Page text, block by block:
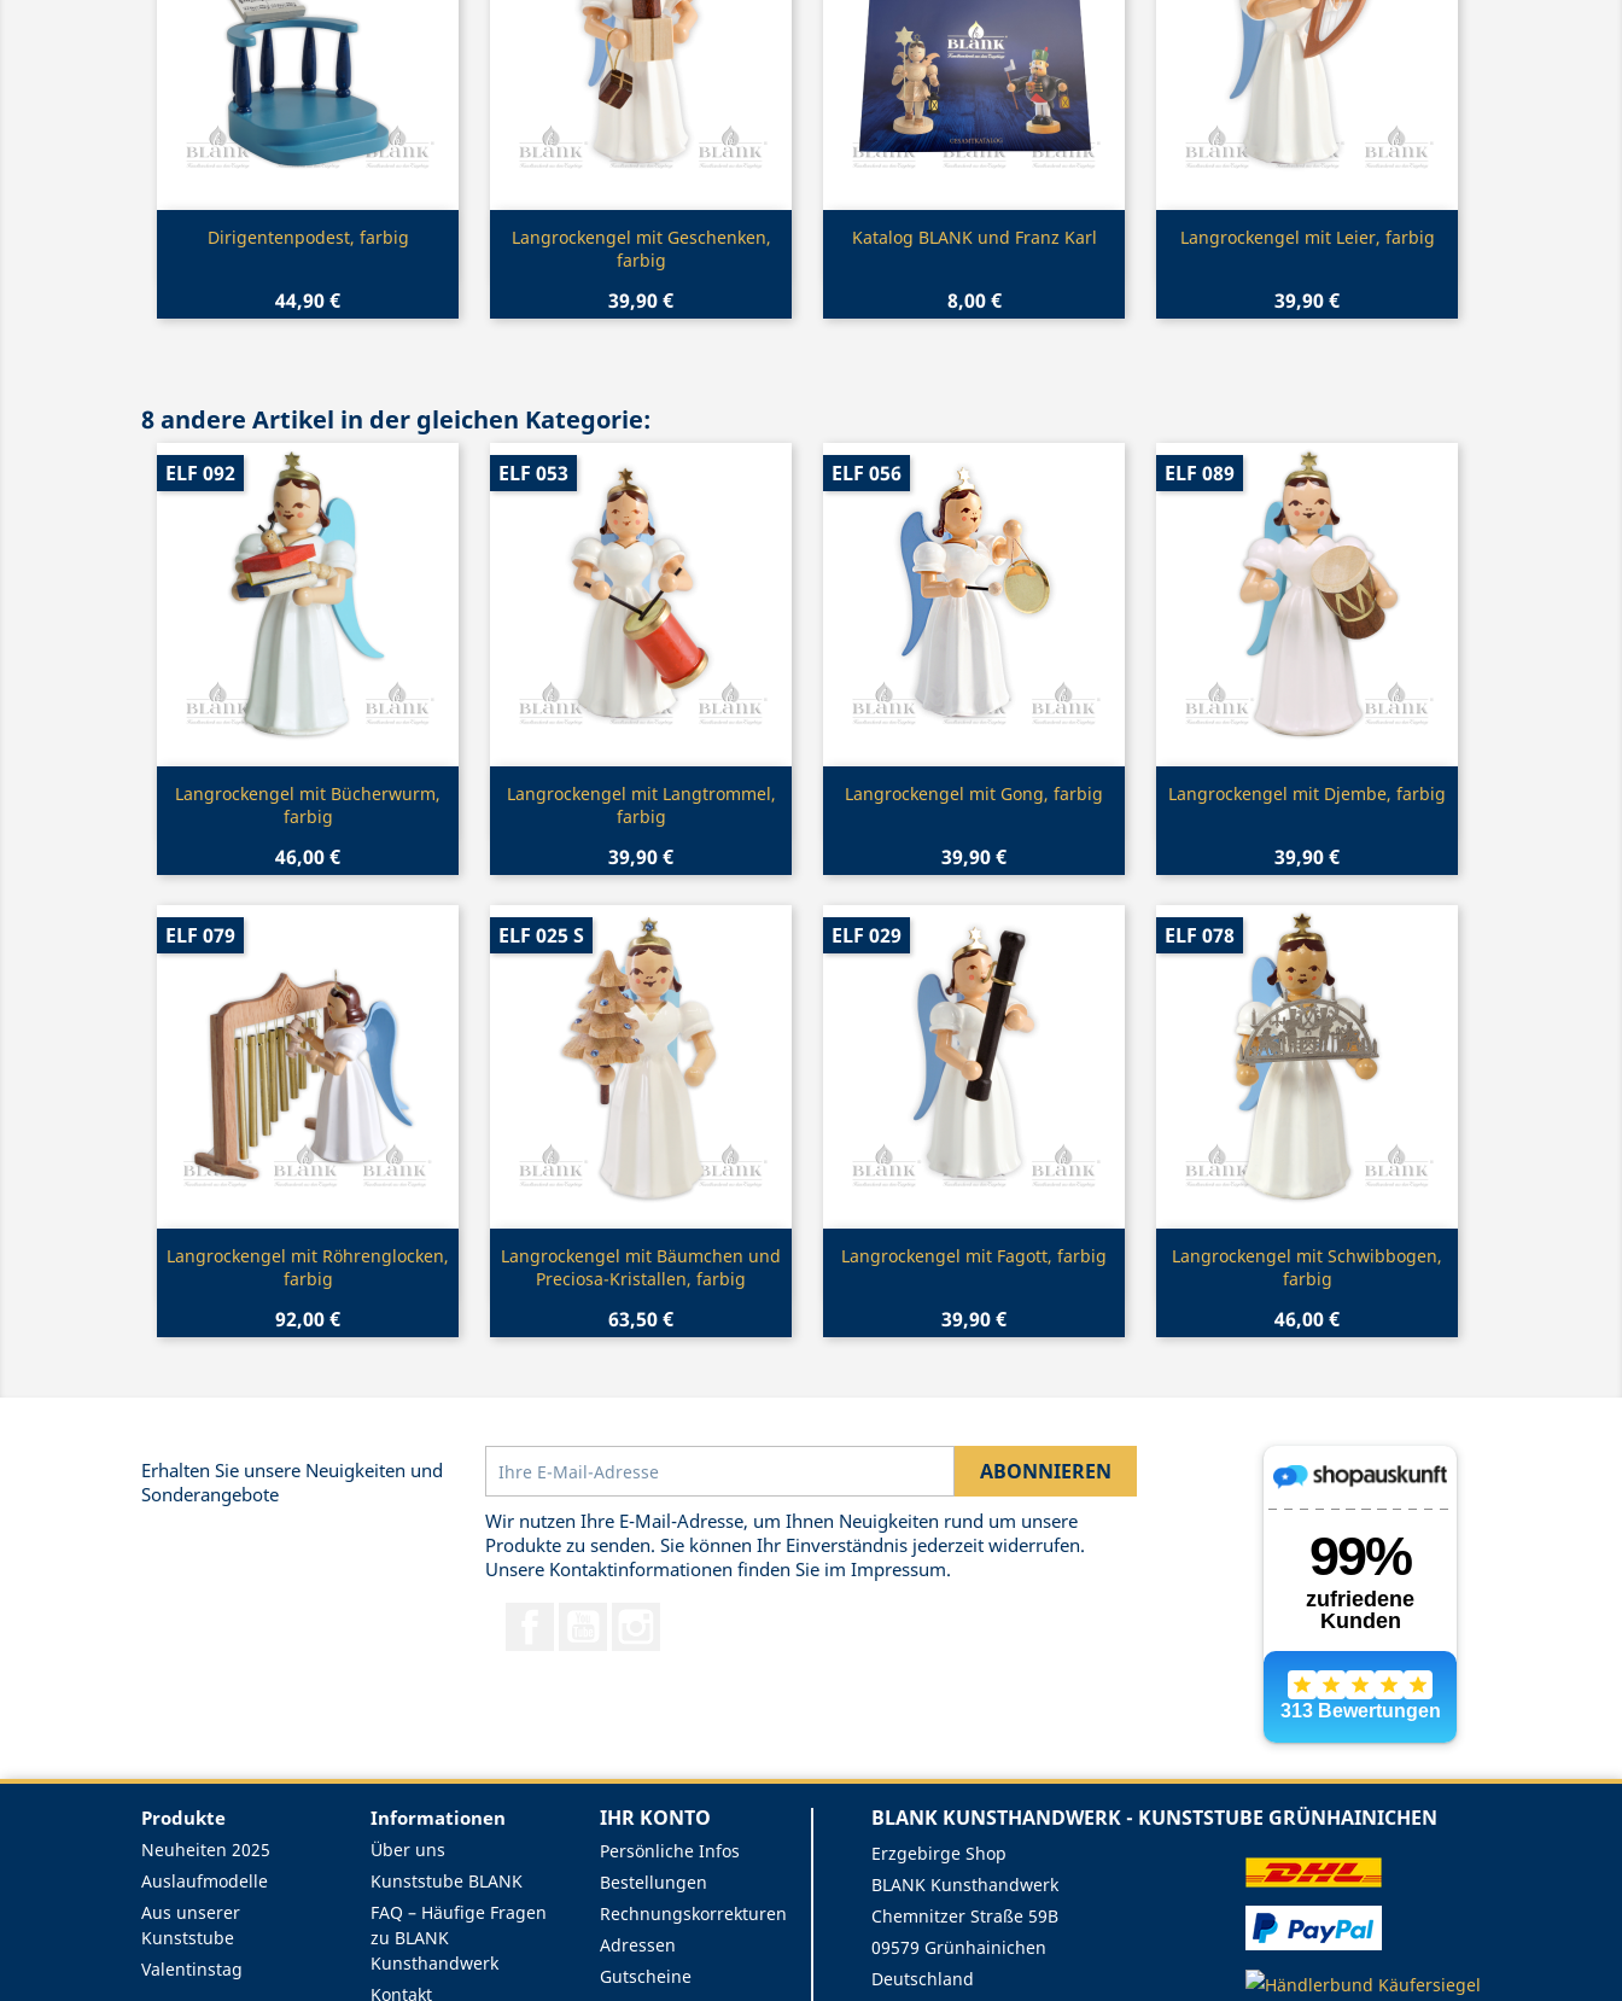
Vorschau
Dirigentenpodest, farbig
44,90 €
Vorschau
Langrockengel mit Geschenken,
farbig
39,90 €
Vorschau
Katalog BLANK und Franz Karl
8,00 €
Vorschau
Langrockengel mit Leier, farbig
39,90 €
8 andere Artikel in der gleichen Kategorie:
Vorschau
Langrockengel mit Bücherwurm,
farbig
46,00 €
ELF 092
Vorschau
Langrockengel mit Langtrommel,
farbig
39,90 €
ELF 053
Vorschau
Langrockengel mit Gong, farbig
39,90 €
ELF 056
Vorschau
Langrockengel mit Djembe, farbig
39,90 €
ELF 089
Vorschau
Langrockengel mit Röhrenglocken,
farbig
92,00 €
ELF 079
Vorschau
Langrockengel mit Bäumchen und
Preciosa-Kristallen, farbig
63,50 €
ELF 025 S
Vorschau
Langrockengel mit Fagott, farbig
39,90 €
ELF 029
Vorschau
Langrockengel mit Schwibbogen,
farbig
46,00 €
ELF 078
Erhalten Sie unsere Neuigkeiten und
Sonderangebote
Wir nutzen Ihre E-Mail-Adresse, um Ihnen Neuigkeiten rund um unsere
Produkte zu senden. Sie können Ihr Einverständnis jederzeit widerrufen.
Unsere Kontaktinformationen finden Sie im Impressum.
Produkte
Neuheiten 2025
Auslaufmodelle
Aus unserer
Kunststube
Valentinstag
Informationen
Über uns
Kunststube BLANK
FAQ – Häufige Fragen
zu BLANK
Kunsthandwerk
Kontakt
IHR KONTO
Persönliche Infos
Bestellungen
Rechnungskorrekturen
Adressen
Gutscheine
BLANK KUNSTHANDWERK - KUNSTSTUBE GRÜNHAINICHEN
Erzgebirge Shop
BLANK Kunsthandwerk
Chemnitzer Straße 59B
09579 Grünhainichen
Deutschland